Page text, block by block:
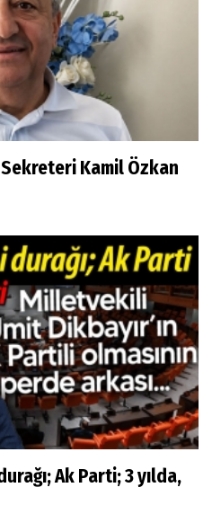
Sekreteri Kamil Özkan
Ak Parti; 3 yılda,